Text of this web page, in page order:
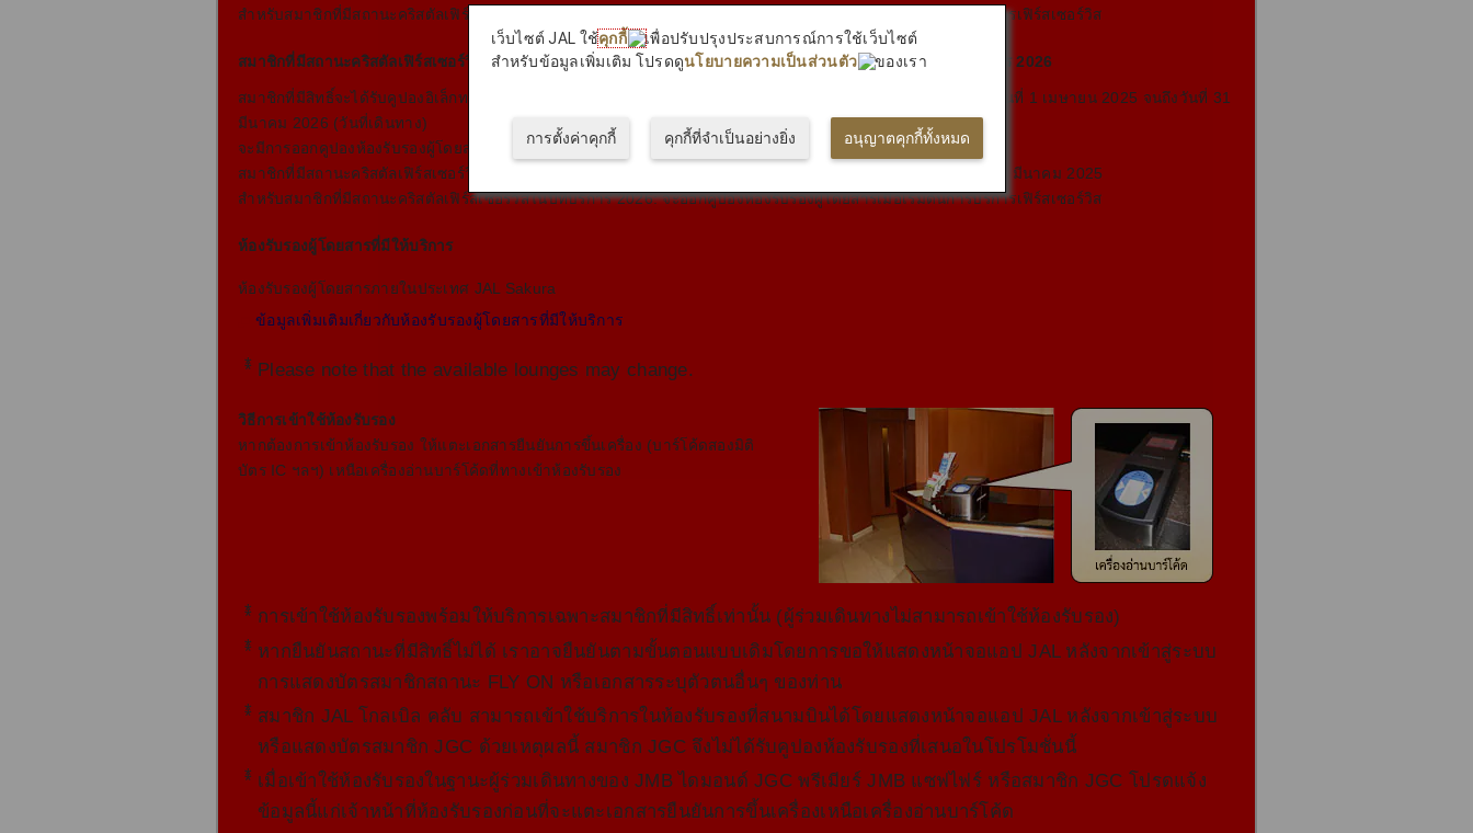
สําหรับสมาชิกที่มีสถานะคริสตัลเฟิร์สเซอร์วิสในปีที่บริการ 2027: จะออกคูปองห้องรับรองผู้โดยสารเมื่อเริ่มต้นการบริการเฟิร์สเซอร์วิส
สมาชิกที่มีสถานะคริสตัลเฟิร์สเซอร์วิสในปีที่บริการ 2025 และสมาชิกที่มีสิทธิ์รับบริการคริสตัลเฟิร์สเซอร์วิสในปีที่บริการ 2026
สมาชิกที่มีสิทธิ์จะได้รับคูปองอิเล็กทรอนิกส์หกใบที่อนุญาตให้เข้าใช้ห้องรับรองผู้โดยสารในประเทศ Sakura ได้ตั้งแต่วันที่ 1 เมษายน 2025 จนถึงวันที่ 31
มีนาคม 2026 (วันที่เดินทาง)
จะมีการออกคูปองห้องรับรองผู้โดยสารให้แก่บัญชีต่าง ๆ ตามกำหนดเวลาดังต่อไปนี้:
สมาชิกที่มีสถานะคริสตัลเฟิร์สเซอร์วิสในปีที่บริการ 2025: จะออกคูปองห้องรับรองผู้โดยสารให้ในช่วงเดือนกุมภาพันธ์ - มีนาคม 2025
สําหรับสมาชิกที่มีสถานะคริสตัลเฟิร์สเซอร์วิสในปีที่บริการ 2026: จะออกคูปองห้องรับรองผู้โดยสารเมื่อเริ่มต้นการบริการเฟิร์สเซอร์วิส
ห้องรับรองผู้โดยสารที่มีให้บริการ
ห้องรับรองผู้โดยสารภายในประเทศ JAL Sakura
ข้อมูลเพิ่มเติมเกี่ยวกับห้องรับรองผู้โดยสารที่มีให้บริการ
* Please note that the available lounges may change.
วิธีการเข้าใช้ห้องรับรอง
หากต้องการเข้าห้องรับรอง ให้แตะเอกสารยืนยันการขึ้นเครื่อง (บาร์โค้ดสองมิติ
บัตร IC ฯลฯ) เหนือเครื่องอ่านบาร์โค้ดที่ทางเข้าห้องรับรอง
* การเข้าใช้ห้องรับรองพร้อมให้บริการเฉพาะสมาชิกที่มีสิทธิ์เท่านั้น (ผู้ร่วมเดินทางไม่สามารถเข้าใช้ห้องรับรอง)
* หากยืนยันสถานะที่มีสิทธิ์ไม่ได้ เราอาจยืนยันตามขั้นตอนแบบเดิมโดยการขอให้แสดงหน้าจอแอป JAL หลังจากเข้าสู่ระบบ
การแสดงบัตรสมาชิกสถานะ FLY ON หรือเอกสารระบุตัวตนอื่นๆ ของท่าน
* สมาชิก JAL โกลเบิล คลับ สามารถเข้าใช้บริการในห้องรับรองที่สนามบินได้โดยแสดงหน้าจอแอป JAL หลังจากเข้าสู่ระบบ
หรือแสดงบัตรสมาชิก JGC ด้วยเหตุผลนี้ สมาชิก JGC จึงไม่ได้รับคูปองห้องรับรองที่เสนอในโปรโมชั่นนี้
* เมื่อเข้าใช้ห้องรับรองในฐานะผู้ร่วมเดินทางของ JMB ไดมอนด์ JGC พรีเมียร์ JMB แซฟไฟร์ หรือสมาชิก JGC โปรดแจ้ง
ข้อมูลนี้แก่เจ้าหน้าที่ห้องรับรองก่อนที่จะแตะเอกสารยืนยันการขึ้นเครื่องเหนือเครื่องอ่านบาร์โค้ด
เว็บไซต์ JAL ใช้คุกกี้
เพื่อปรับปรุงประสบการณ์การใช้เว็บไซต์
สำหรับข้อมูลเพิ่มเติม โปรดดูนโยบายความเป็นส่วนตัว ของเรา
อนุญาตคุกกี้ทั้งหมด
คุกกี้ที่จำเป็นอย่างยิ่ง
การตั้งค่าคุกกี้